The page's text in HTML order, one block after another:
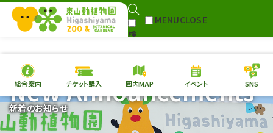
検
MENUCLOSE
本日の開園情報 チケ
園内MAP イベント
総合案内 チケット購入 園内MAP イベント SNS
新着のお知らせ
New Announcements